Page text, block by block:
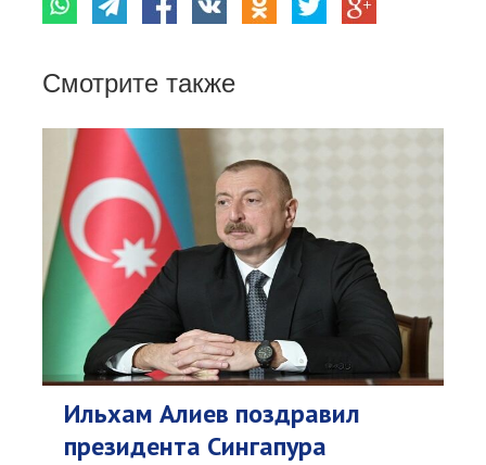
Смотрите также
Ильхам Алиев поздравил
президента Сингапура